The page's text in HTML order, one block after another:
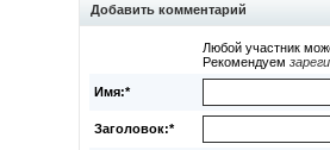
Добавить комментарий
Любой участник
Рекомендуем
Имя:*
Заголовок:*